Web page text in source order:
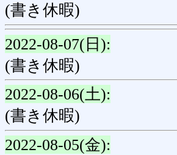
(書き休暇)
2022-08-07(日):
(書き休暇)
2022-08-06(土):
(書き休暇)
2022-08-05(金):